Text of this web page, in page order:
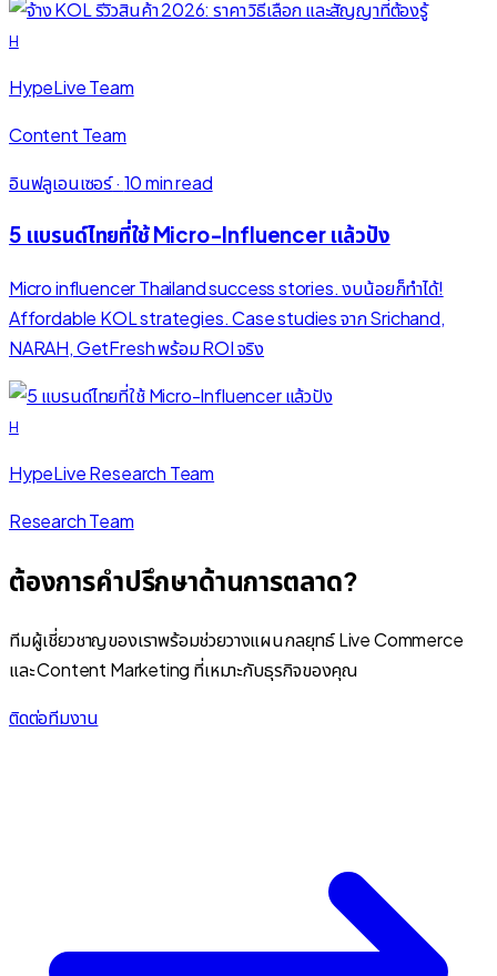
H
HypeLive Team
Content Team
อินฟลูเอนเซอร์· 10 min read
5 แบรนด์ไทยที่ใช้ Micro-Influencer แล้วปัง
Micro influencer Thailand success stories. งบน้อยก็ทำได้!
Affordable KOL strategies. Case studies จาก Srichand,
NARAH, GetFresh พร้อม ROI จริง
H
HypeLive Research Team
Research Team
ต้องการคำปรึกษาด้านการตลาด?
ทีมผู้เชี่ยวชาญของเราพร้อมช่วยวางแผนกลยุทธ์ Live Commerce
และ Content Marketing ที่เหมาะกับธุรกิจของคุณ
ติดต่อทีมงาน